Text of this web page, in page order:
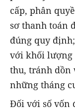
cấp, phân
sơ thanh toán
đúng quy
với khối lượng
thu, tránh dồn
những tháng
Đối với số vốn